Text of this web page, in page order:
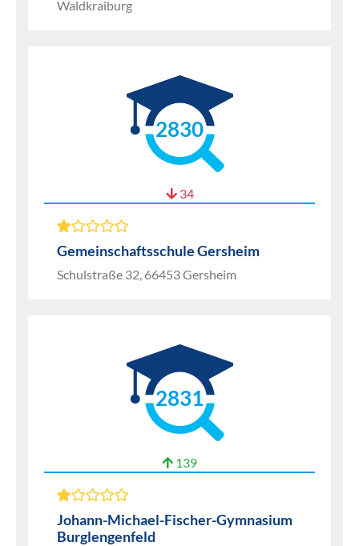
Waldkraiburg
2830
34
Gemeinschaftsschule Gersheim
Schulstraße 32, 66453 Gersheim
2831
139
Johann-Michael-Fischer-Gymnasium
Burglengenfeld